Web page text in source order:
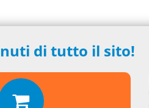
di tutto il sito!